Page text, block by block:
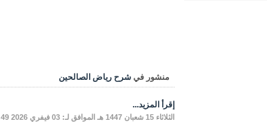
منشور في شرح رياض الصالحين
إقرأ المزيد...
الثلاثاء 15 شعبان 1447 هـ الموافق لـ: 03 فيفري 2026 11:49